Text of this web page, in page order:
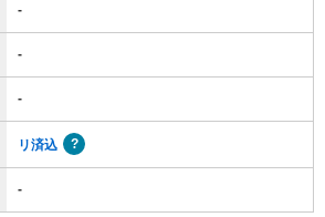
-
-
-
リ済込
-